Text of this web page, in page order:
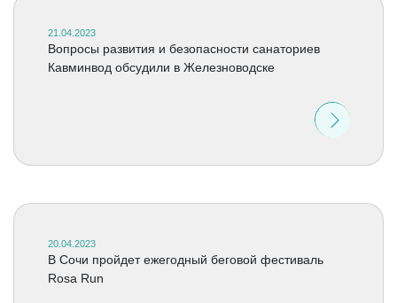
21.04.2023
Вопросы развития и безопасности санаториев
Кавминвод обсудили в Железноводске
20.04.2023
В Сочи пройдет ежегодный беговой фестиваль
Rosa Run